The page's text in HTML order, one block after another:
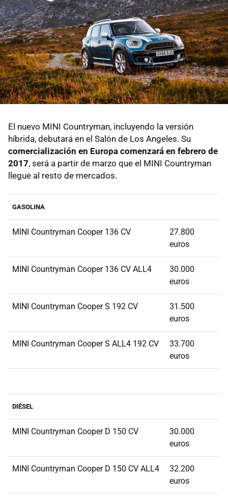
El nuevo MINI Countryman, incluyendo la versión
híbrida, debutará en el Salón de Los Angeles. Su
comercialización en Europa comenzará en febrero de
2017, será a partir de marzo que el MINI Countryman
llegue al resto de mercados.
GASOLINA
MINI Countryman Cooper 136 CV
27.800
euros
MINI Countryman Cooper 136 CV ALL4
30.000
euros
MINI Countryman Cooper S 192 CV
31.500
euros
MINI Countryman Cooper S ALL4 192 CV
33.700
euros
DIÉSEL
MINI Countryman Cooper D 150 CV
30.000
euros
MINI Countryman Cooper D 150 CV ALL4
32.200
euros